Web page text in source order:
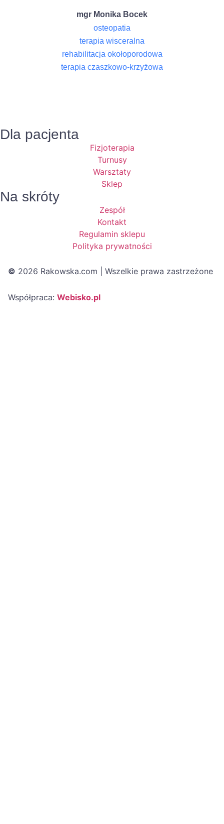
mgr Monika Bocek
osteopatia
terapia wisceralna
rehabilitacja okołoporodowa
terapia czaszkowo-krzyżowa
Dla pacjenta
Fizjoterapia
Turnusy
Warsztaty
Sklep
Na skróty
Zespół
Kontakt
Regulamin sklepu
Polityka prywatności
© 2026 Rakowska.com | Wszelkie prawa zastrzeżone
Współpraca: Webisko.pl